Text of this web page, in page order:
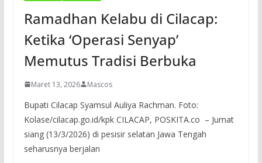
Ramadhan Kelabu di Cilacap:
Ketika ‘Operasi Senyap’
Memutus Tradisi Berbuka
Maret 13, 2026 Mascos
Bupati Cilacap Syamsul Auliya Rachman. Foto:
Kolase/cilacap.go.id/kpk CILACAP, POSKITA.co – Jumat
siang (13/3/2026) di pesisir selatan Jawa Tengah
seharusnya berjalan